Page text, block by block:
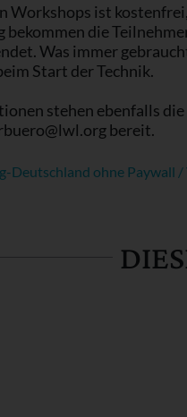
Workshops ist
bekommen die
Was immer
Start der Technik.
stehen ebenfalls
bereit.
Deutschland ohne Paywall